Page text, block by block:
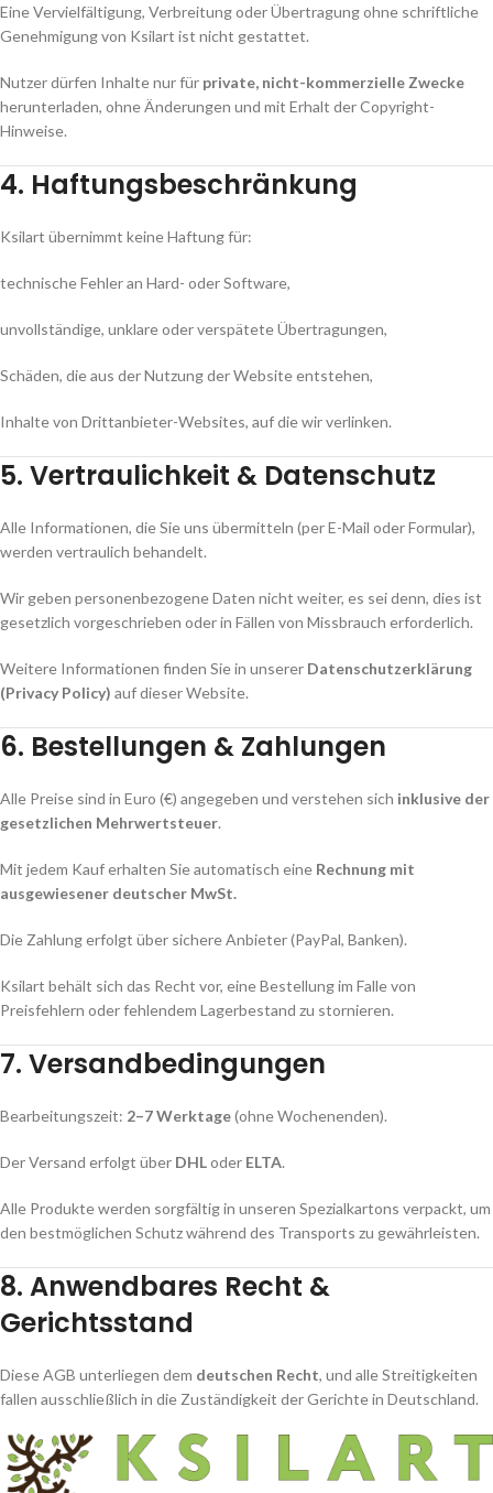
Eine Vervielfältigung, Verbreitung oder Übertragung ohne schriftliche
Genehmigung von Ksilart ist nicht gestattet.
Nutzer dürfen Inhalte nur für private, nicht-kommerzielle Zwecke
herunterladen, ohne Änderungen und mit Erhalt der Copyright-
Hinweise.
4. Haftungsbeschränkung
Ksilart übernimmt keine Haftung für:
technische Fehler an Hard- oder Software,
unvollständige, unklare oder verspätete Übertragungen,
Schäden, die aus der Nutzung der Website entstehen,
Inhalte von Drittanbieter-Websites, auf die wir verlinken.
5. Vertraulichkeit & Datenschutz
Alle Informationen, die Sie uns übermitteln (per E-Mail oder Formular),
werden vertraulich behandelt.
Wir geben personenbezogene Daten nicht weiter, es sei denn, dies ist
gesetzlich vorgeschrieben oder in Fällen von Missbrauch erforderlich.
Weitere Informationen finden Sie in unserer Datenschutzerklärung
(Privacy Policy) auf dieser Website.
6. Bestellungen & Zahlungen
Alle Preise sind in Euro (€) angegeben und verstehen sich inklusive der
gesetzlichen Mehrwertsteuer.
Mit jedem Kauf erhalten Sie automatisch eine Rechnung mit
ausgewiesener deutscher MwSt.
Die Zahlung erfolgt über sichere Anbieter (PayPal, Banken).
Ksilart behält sich das Recht vor, eine Bestellung im Falle von
Preisfehlern oder fehlendem Lagerbestand zu stornieren.
7. Versandbedingungen
Bearbeitungszeit: 2–7 Werktage(ohne Wochenenden).
Der Versand erfolgt über DHLoder ELTA.
Alle Produkte werden sorgfältig in unseren Spezialkartons verpackt, um
den bestmöglichen Schutz während des Transports zu gewährleisten.
8. Anwendbares Recht &
Gerichtsstand
Diese AGB unterliegen dem deutschen Recht, und alle Streitigkeiten
fallen ausschließlich in die Zuständigkeit der Gerichte in Deutschland.